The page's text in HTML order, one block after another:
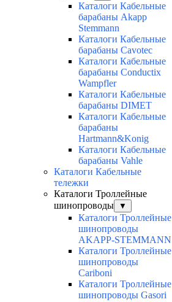
Каталоги Кабельные
барабаны Akapp
Stemmann
Каталоги Кабельные
барабаны Cavotec
Каталоги Кабельные
барабаны Conductix
Wampfler
Каталоги Кабельные
барабаны DIMET
Каталоги Кабельные
барабаны
Hartmann&Konig
Каталоги Кабельные
барабаны Vahle
Каталоги Кабельные
тележки
Каталоги Троллейные
шинопроводы
▼
Каталоги Троллейные
шинопроводы
AKAPP-STEMMANN
Каталоги Троллейные
шинопроводы
Cariboni
Каталоги Троллейные
шинопроводы Gasori